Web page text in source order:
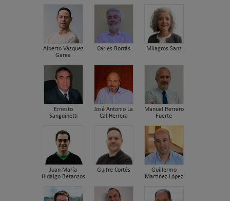
Alberto Vázquez
Garea
Carles Borrás Milagros Sanz
Ernesto
Sanguinetti
José Antonio La
Cal Herrera
Manuel Herrero
Fuerte
Juan María
Hidalgo Betanzos
Guifre Cortés
Guillermo
Martínez López